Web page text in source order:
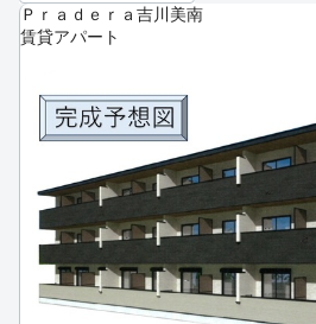
Ｐｒａｄｅｒａ吉川美南
賃貸アパート